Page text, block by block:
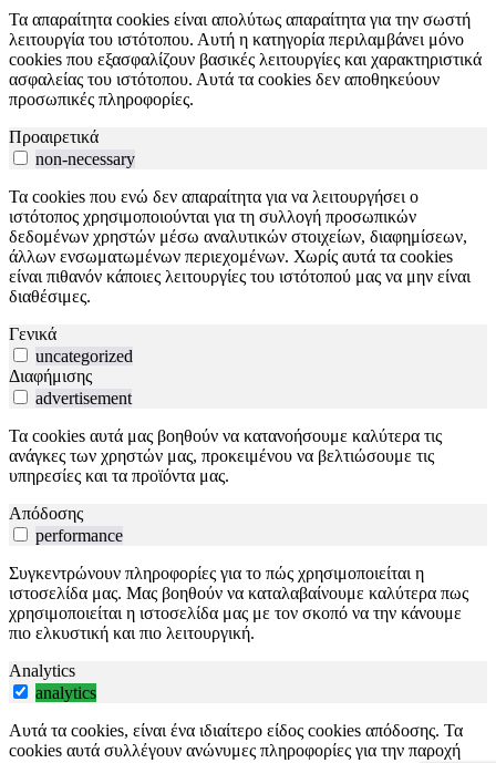
Τα απαραίτητα cookies είναι απολύτως απαραίτητα για την σωστή
λειτουργία του ιστότοπου. Αυτή η κατηγορία περιλαμβάνει μόνο
cookies που εξασφαλίζουν βασικές λειτουργίες και χαρακτηριστικά
ασφαλείας του ιστότοπου. Αυτά τα cookies δεν αποθηκεύουν
προσωπικές πληροφορίες.
Προαιρετικά
non-necessary
Τα cookies που ενώ δεν απαραίτητα για να λειτουργήσει ο
ιστότοπος χρησιμοποιούνται για τη συλλογή προσωπικών
δεδομένων χρηστών μέσω αναλυτικών στοιχείων, διαφημίσεων,
άλλων ενσωματωμένων περιεχομένων. Χωρίς αυτά τα cookies
είναι πιθανόν κάποιες λειτουργίες του ιστότοπού μας να μην είναι
διαθέσιμες.
Γενικά
uncategorized
Διαφήμισης
advertisement
Τα cookies αυτά μας βοηθούν να κατανοήσουμε καλύτερα τις
ανάγκες των χρηστών μας, προκειμένου να βελτιώσουμε τις
υπηρεσίες και τα προϊόντα μας.
Απόδοσης
performance
Συγκεντρώνουν πληροφορίες για το πώς χρησιμοποιείται η
ιστοσελίδα μας. Μας βοηθούν να καταλαβαίνουμε καλύτερα πως
χρησιμοποιείται η ιστοσελίδα μας με τον σκοπό να την κάνουμε
πιο ελκυστική και πιο λειτουργική.
Analytics
analytics
Αυτά τα cookies, είναι ένα ιδιαίτερο είδος cookies απόδοσης. Τα
cookies αυτά συλλέγουν ανώνυμες πληροφορίες για την παροχή